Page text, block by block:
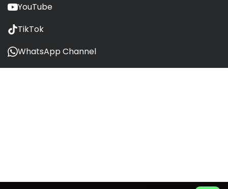
YouTube
TikTok
WhatsApp Channel